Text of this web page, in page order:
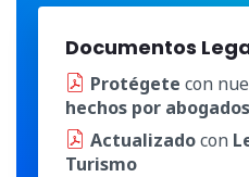
Documentos
Protégete con
hechos por abogados
Actualizadocon
Turismo